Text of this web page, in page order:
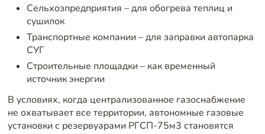
Сельхозпредприятия – для обогрева теплиц и
сушилок
Транспортные компании – для заправки автопарка
СУГ
Строительные площадки – как временный
источник энергии
В условиях, когда централизованное газоснабжение
не охватывает все территории, автономные газовые
установки с резервуарами РГСП-75м3 становятся